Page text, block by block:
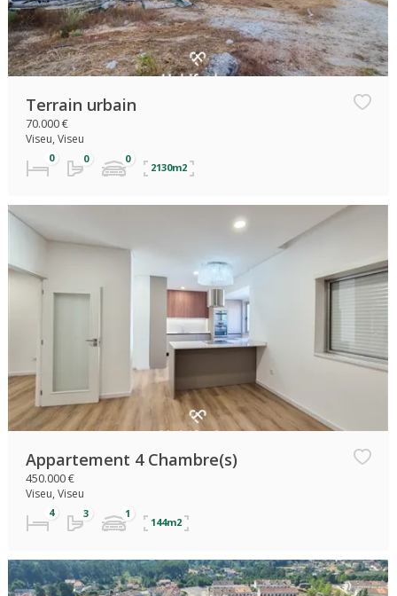
Terrain urbain
70.000 €
Viseu, Viseu
2130m2
Appartement 4 Chambre(s)
450.000 €
Viseu, Viseu
144m2